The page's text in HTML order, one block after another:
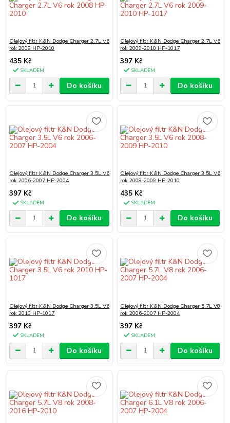
Olejový filtr K&N Dodge Charger 2.7L V6
rok 2008 HP-2010
435 Kč
SKLADEM
Do košíku
Olejový filtr K&N Dodge Charger 2.7L V6
rok 2009-2010 HP-1017
397 Kč
SKLADEM
Do košíku
Olejový filtr K&N Dodge Charger 3.5L V6
rok 2006-2007 HP-2004
397 Kč
SKLADEM
Do košíku
Olejový filtr K&N Dodge Charger 3.5L V6
rok 2008-2009 HP-2010
435 Kč
SKLADEM
Do košíku
Olejový filtr K&N Dodge Charger 3.5L V6
rok 2010 HP-1017
397 Kč
SKLADEM
Do košíku
Olejový filtr K&N Dodge Charger 5.7L V8
rok 2006-2007 HP-2004
397 Kč
SKLADEM
Do košíku